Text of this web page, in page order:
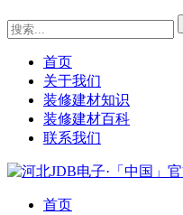
首页
关于我们
装修建材知识
装修建材百科
联系我们
首页